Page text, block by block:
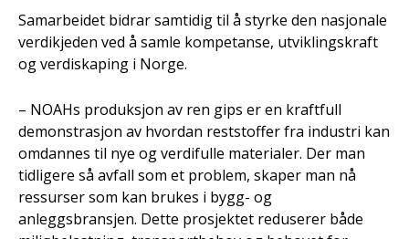
Samarbeidet bidrar samtidig til å styrke den nasjonale
verdikjeden ved å samle kompetanse, utviklingskraft
og verdiskaping i Norge.
– NOAHs produksjon av ren gips er en kraftfull
demonstrasjon av hvordan reststoffer fra industri kan
omdannes til nye og verdifulle materialer. Der man
tidligere så avfall som et problem, skaper man nå
ressurser som kan brukes i bygg- og
anleggsbransjen. Dette prosjektet reduserer både